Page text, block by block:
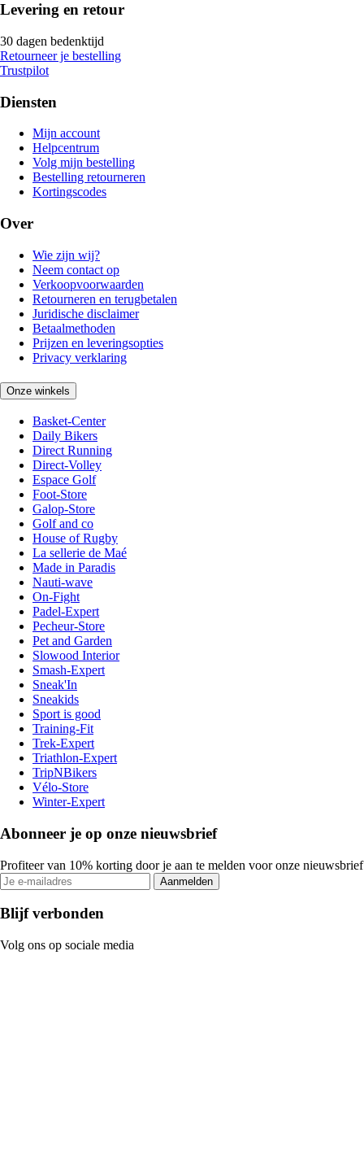
Levering en retour
30 dagen bedenktijd
Retourneer je bestelling
Trustpilot
Diensten
Mijn account
Helpcentrum
Volg mijn bestelling
Bestelling retourneren
Kortingscodes
Over
Wie zijn wij?
Neem contact op
Verkoopvoorwaarden
Retourneren en terugbetalen
Juridische disclaimer
Betaalmethoden
Prijzen en leveringsopties
Privacy verklaring
Onze winkels
Basket-Center
Daily Bikers
Direct Running
Direct-Volley
Espace Golf
Foot-Store
Galop-Store
Golf and co
House of Rugby
La sellerie de Maé
Made in Paradis
Nauti-wave
On-Fight
Padel-Expert
Pecheur-Store
Pet and Garden
Slowood Interior
Smash-Expert
Sneak'In
Sneakids
Sport is good
Training-Fit
Trek-Expert
Triathlon-Expert
TripNBikers
Vélo-Store
Winter-Expert
Abonneer je op onze nieuwsbrief
Profiteer van 10% korting door je aan te melden voor onze nieuwsbrief
Aanmelden
Blijf verbonden
Volg ons op sociale media